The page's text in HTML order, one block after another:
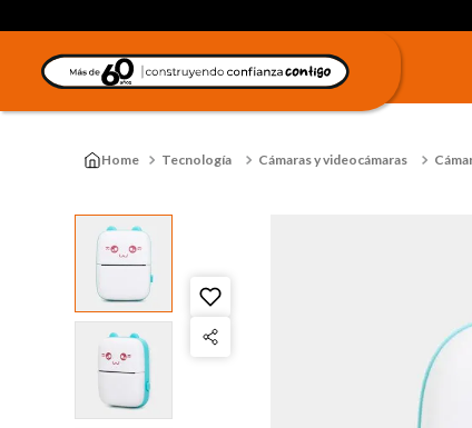
Tecnología Cámaras y videocámaras